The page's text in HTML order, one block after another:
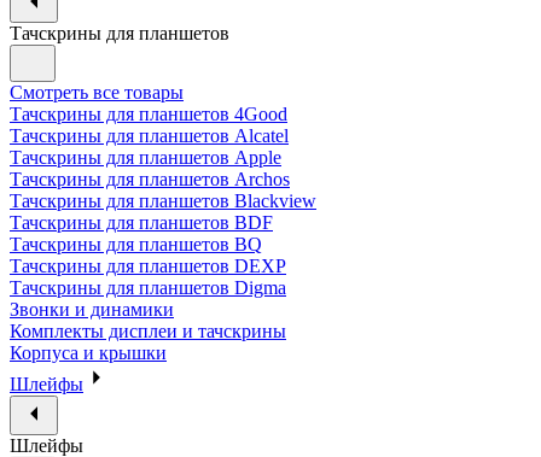
Тачскрины для планшетов
Смотреть все товары
Тачскрины для планшетов 4Good
Тачскрины для планшетов Alcatel
Тачскрины для планшетов Apple
Тачскрины для планшетов Archos
Тачскрины для планшетов Blackview
Тачскрины для планшетов BDF
Тачскрины для планшетов BQ
Тачскрины для планшетов DEXP
Тачскрины для планшетов Digma
Звонки и динамики
Комплекты дисплеи и тачскрины
Корпуса и крышки
Шлейфы
Шлейфы